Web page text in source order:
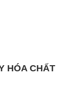
HÓA CHẤT